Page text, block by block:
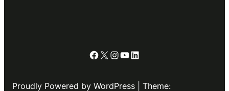
Facebook
X Instagram
YouTube
LinkedIn
Proudly Powered by WordPress | Theme: